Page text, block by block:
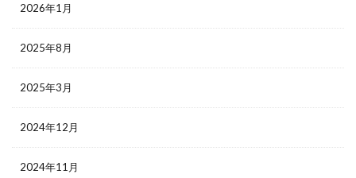
2026年1月
2025年8月
2025年3月
2024年12月
2024年11月